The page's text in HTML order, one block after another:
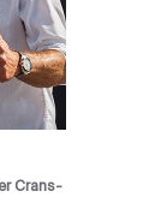
Crans-